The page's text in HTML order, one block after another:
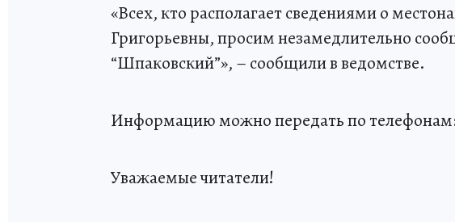
«Всех, кто располагает сведениями о
Григорьевны, просим незамедлительно
“Шпаковский”», – сообщили в ведомстве.
Информацию можно передать по телефонам:
Уважаемые читатели!